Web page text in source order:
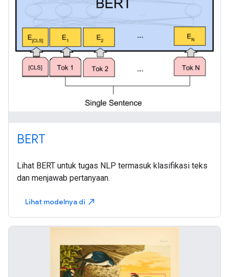
BERT
Lihat BERT untuk tugas NLP termasuk klasifikasi teks
dan menjawab pertanyaan.
Lihat modelnya di north_east